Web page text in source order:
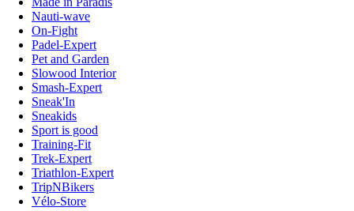
Nauti-wave
On-Fight
Padel-Expert
Pet and Garden
Slowood Interior
Smash-Expert
Sneak'In
Sneakids
Sport is good
Training-Fit
Trek-Expert
Triathlon-Expert
TripNBikers
Vélo-Store